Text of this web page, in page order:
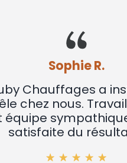
Sophie R.
Chauffages a
nous. Travail
sympathique.
du résultat !"